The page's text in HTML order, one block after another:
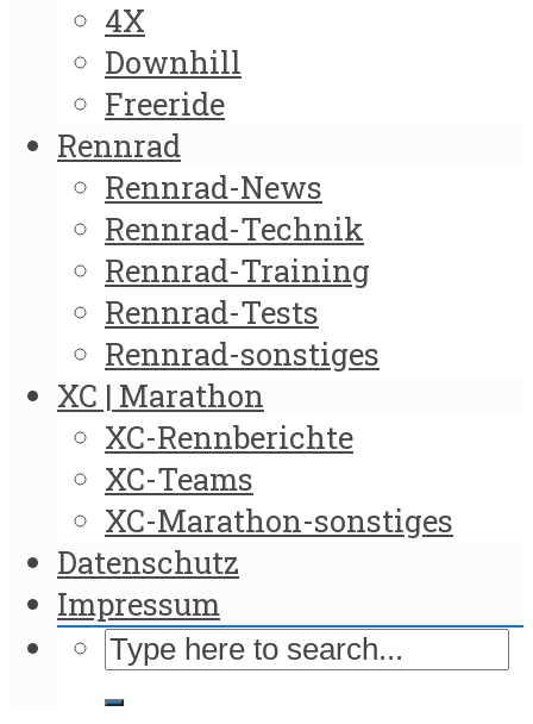
4X
Downhill
Freeride
Rennrad
Rennrad-News
Rennrad-Technik
Rennrad-Training
Rennrad-Tests
Rennrad-sonstiges
XC | Marathon
XC-Rennberichte
XC-Teams
XC-Marathon-sonstiges
Datenschutz
Impressum